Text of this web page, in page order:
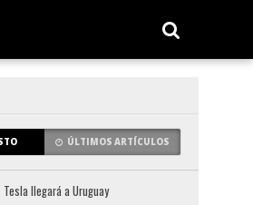
ÚLTIMOS ARTÍCULOS
Tesla llegará a Uruguay